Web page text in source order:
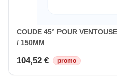
COUDE 45° POUR
/ 150MM
104,52 € promo